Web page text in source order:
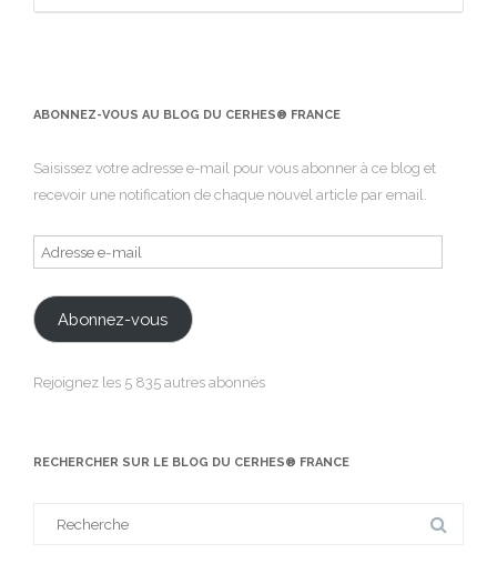
ABONNEZ-VOUS AU BLOG DU CERHES® FRANCE
Saisissez votre adresse e-mail pour vous abonner à ce blog et
recevoir une notification de chaque nouvel article par email.
Adresse
e-
mail
Abonnez-vous
Rejoignez les 5 835 autres abonnés
RECHERCHER SUR LE BLOG DU CERHES® FRANCE